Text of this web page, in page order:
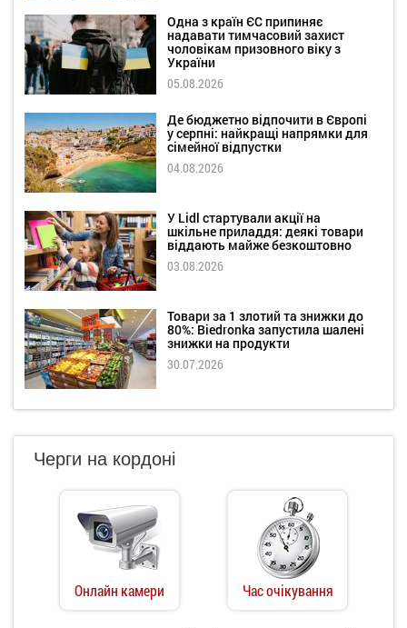
Одна з країн ЄС припиняє
надавати тимчасовий захист
чоловікам призовного віку з
України
05.08.2026
Де бюджетно відпочити в Європі
у серпні: найкращі напрямки для
сімейної відпустки
04.08.2026
У Lidl стартували акції на
шкільне приладдя: деякі товари
віддають майже безкоштовно
03.08.2026
Товари за 1 злотий та знижки до
80%: Biedronka запустила шалені
знижки на продукти
30.07.2026
Черги на кордоні
Онлайн камери Час очікування